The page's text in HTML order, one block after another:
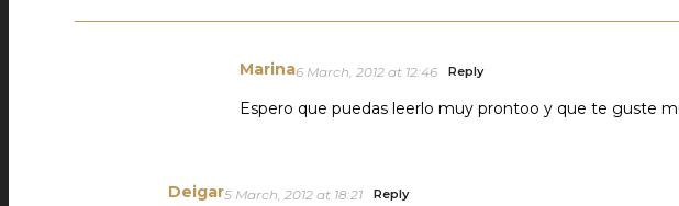
Marina6 March, 2012 at 12:46 Reply
Espero que puedas leerlo muy prontoo y que te guste
Deigar5 March, 2012 at 18:21 Reply